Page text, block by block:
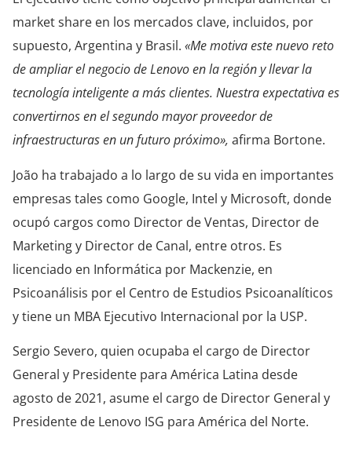
market share en los mercados clave, incluidos, por
supuesto, Argentina y Brasil. «Me motiva este nuevo reto
de ampliar el negocio de Lenovo en la región y llevar la
tecnología inteligente a más clientes. Nuestra expectativa es
convertirnos en el segundo mayor proveedor de
infraestructuras en un futuro próximo», afirma Bortone.
João ha trabajado a lo largo de su vida en importantes
empresas tales como Google, Intel y Microsoft, donde
ocupó cargos como Director de Ventas, Director de
Marketing y Director de Canal, entre otros. Es
licenciado en Informática por Mackenzie, en
Psicoanálisis por el Centro de Estudios Psicoanalíticos
y tiene un MBA Ejecutivo Internacional por la USP.
Sergio Severo, quien ocupaba el cargo de Director
General y Presidente para América Latina desde
agosto de 2021, asume el cargo de Director General y
Presidente de Lenovo ISG para América del Norte.